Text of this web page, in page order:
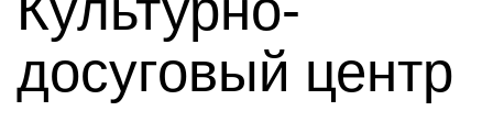
досуговый центр